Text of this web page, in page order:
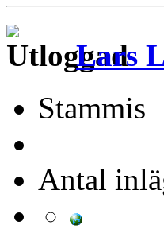
Lars
Stammis
Antal